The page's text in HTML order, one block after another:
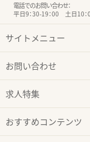
電話でのお問い合わせ：
平日9：30-19：00 土日10：
サイトメニュー
お問い合わせ
求人特集
おすすめコンテンツ